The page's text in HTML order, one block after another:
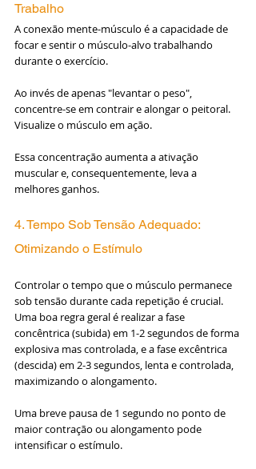
Trabalho
A conexão mente-músculo é a capacidade de
focar e sentir o músculo-alvo trabalhando
durante o exercício.
Ao invés de apenas "levantar o peso",
concentre-se em contrair e alongar o peitoral.
Visualize o músculo em ação.
Essa concentração aumenta a ativação
muscular e, consequentemente, leva a
melhores ganhos.
4. Tempo Sob Tensão Adequado:
Otimizando o Estímulo
Controlar o tempo que o músculo permanece
sob tensão durante cada repetição é crucial.
Uma boa regra geral é realizar a fase
concêntrica (subida) em 1-2 segundos de forma
explosiva mas controlada, e a fase excêntrica
(descida) em 2-3 segundos, lenta e controlada,
maximizando o alongamento.
Uma breve pausa de 1 segundo no ponto de
maior contração ou alongamento pode
intensificar o estímulo.